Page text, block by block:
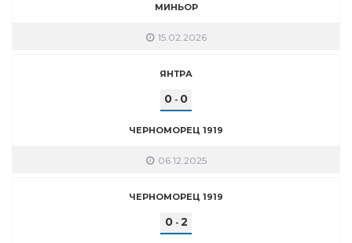
МИНЬОР
15.02.2026
ЯНТРА
0 - 0
ЧЕРНОМОРЕЦ 1919
06.12.2025
ЧЕРНОМОРЕЦ 1919
0- 2